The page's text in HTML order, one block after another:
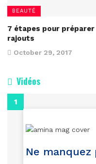
BEAUTÉ
7 étapes pour
rajouts
October 29, 2017
Vidéos
Ne manquez